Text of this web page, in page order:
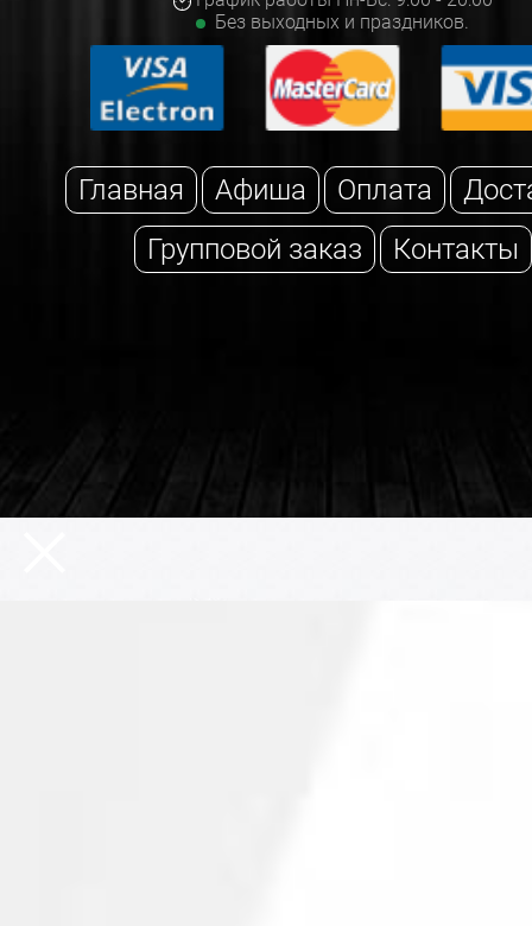
Без выходных и праздников.
Главная Афиша Оплата
Групповой заказ
Контакты